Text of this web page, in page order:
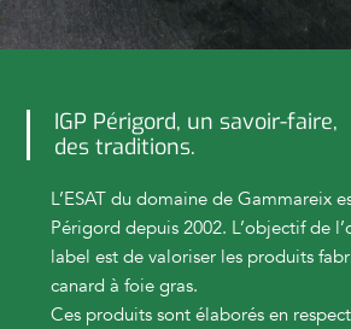
IGP Périgord, un savoir-faire,
des traditions.
L’ESAT du domaine de Gammareix
Périgord depuis 2002. L’objectif de
label est de valoriser les produits
canard à foie gras.
Ces produits sont élaborés en